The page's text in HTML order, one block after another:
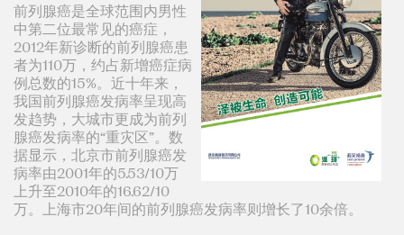
前列腺癌是全球范围内男性
中第二位最常见的癌症，
2012年新诊断的前列腺癌患
者为110万，约占新增癌症病
例总数的15%。近十年来，
我国前列腺癌发病率呈现高
发趋势，大城市更成为前列
腺癌发病率的“重灾区”。数
据显示，北京市前列腺癌发
病率由2001年的5.53/10万
上升至2010年的16.62/10
万。上海市20年间的前列腺癌发病率则增长了10余倍。